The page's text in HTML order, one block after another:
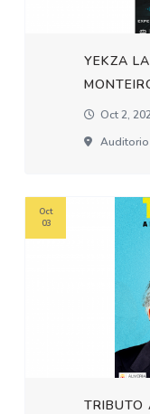
YEKZA
Oct 2,
Auditorio
TRIBUTO
Oct
03